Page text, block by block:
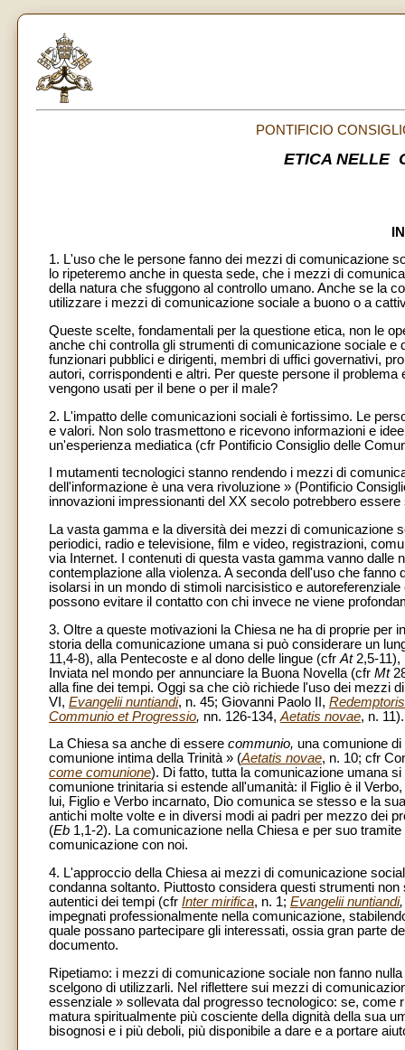
PONTIFICIO
ETICA NELLE
1. L'uso che le persone fanno dei mezzi di comunicazione
lo ripeteremo anche in questa sede, che i mezzi di
della natura che sfuggono al controllo umano. Anche se la
utilizzare i mezzi di comunicazione sociale a buono o a
Queste scelte, fondamentali per la questione etica, non le
anche chi controlla gli strumenti di comunicazione sociale e
funzionari pubblici e dirigenti, membri di uffici governativi,
autori, corrispondenti e altri. Per queste persone il
vengono usati per il bene o per il male?
2. L'impatto delle comunicazioni sociali è fortissimo. Le
e valori. Non solo trasmettono e ricevono informazioni e
un'esperienza mediatica (cfr Pontificio Consiglio delle
I mutamenti tecnologici stanno rendendo i mezzi di
dell'informazione è una vera rivoluzione » (Pontificio
innovazioni impressionanti del XX secolo potrebbero
La vasta gamma e la diversità dei mezzi di comunicazione
periodici, radio e televisione, film e video, registrazioni,
via Internet. I contenuti di questa vasta gamma vanno dalle
contemplazione alla violenza. A seconda dell'uso che fanno
isolarsi in un mondo di stimoli narcisistico e
possono evitare il contatto con chi invece ne viene
3. Oltre a queste motivazioni la Chiesa ne ha di proprie per
storia della comunicazione umana si può considerare un
11,4-8), alla Pentecoste e al dono delle lingue (cfr At 2,5-
Inviata nel mondo per annunciare la Buona Novella (cfr Mt
alla fine dei tempi. Oggi sa che ciò richiede l'uso dei mezzi
VI, Evangelii nuntiandi, n. 45; Giovanni Paolo II,
Communio et Progressio, nn. 126-134, Aetatis novae, n. 11).
La Chiesa sa anche di essere communio, una comunione
comunione intima della Trinità » (Aetatis novae, n. 10; cfr
come comunione). Di fatto, tutta la comunicazione umana
comunione trinitaria si estende all'umanità: il Figlio è il
lui, Figlio e Verbo incarnato, Dio comunica se stesso e la
antichi molte volte e in diversi modi ai padri per mezzo dei
(Eb 1,1-2). La comunicazione nella Chiesa e per suo
comunicazione con noi.
4. L'approccio della Chiesa ai mezzi di comunicazione
condanna soltanto. Piuttosto considera questi strumenti
autentici dei tempi (cfr Inter mirifica, n. 1; Evangelii nuntiandi
impegnati professionalmente nella comunicazione,
quale possano partecipare gli interessati, ossia gran parte
documento.
Ripetiamo: i mezzi di comunicazione sociale non fanno
scelgono di utilizzarli. Nel riflettere sui mezzi di
essenziale » sollevata dal progresso tecnologico: se, come
matura spiritualmente più cosciente della dignità della sua
bisognosi e i più deboli, più disponibile a dare e a portare